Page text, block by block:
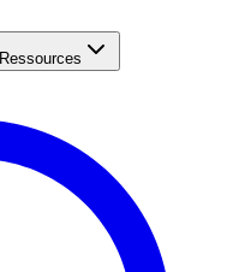
Ressources